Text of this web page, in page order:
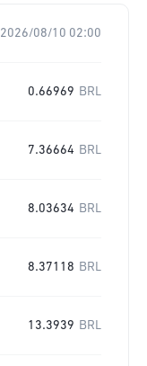
2026/08/10 02:00
0.66969 BRL
7.36664 BRL
8.03634 BRL
8.37118 BRL
13.3939 BRL